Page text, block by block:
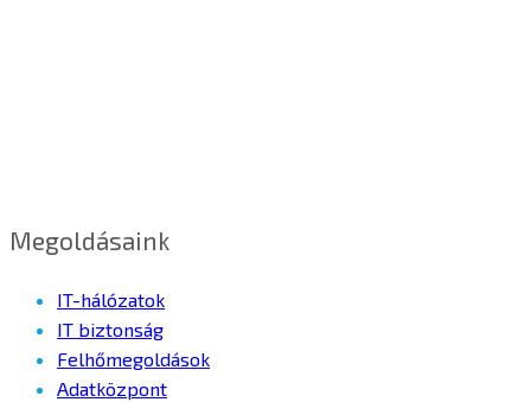
Megoldásaink
IT-hálózatok
IT biztonság
Felhőmegoldások
Adatközpont